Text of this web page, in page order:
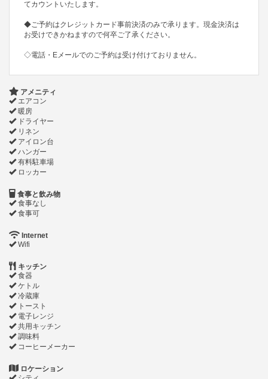
てカウントいたします。
◆ご予約はクレジットカード事前決済のみで承ります。現金決済は
お受けできかねますので何卒ご了承ください。
◇電話・Eメールでのご予約は受け付けておりません。
アメニティ
エアコン
暖房
ドライヤー
リネン
アイロン台
ハンガー
有料駐車場
ロッカー
食事と飲み物
食事なし
食事可
Internet
Wifi
キッチン
食器
ケトル
冷蔵庫
トースト
電子レンジ
共用キッチン
調味料
コーヒーメーカー
ロケーション